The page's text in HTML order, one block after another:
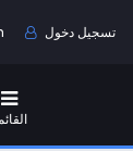
تسجيل دخول